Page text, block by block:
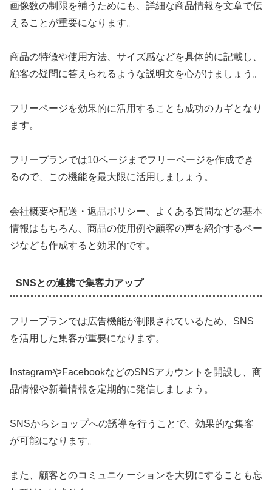
画像数の制限を補うためにも、詳細な商品情報を文章で伝
えることが重要になります。
商品の特徴や使用方法、サイズ感などを具体的に記載し、
顧客の疑問に答えられるような説明文を心がけましょう。
フリーページを効果的に活用することも成功のカギとなり
ます。
フリープランでは10ページまでフリーページを作成でき
るので、この機能を最大限に活用しましょう。
会社概要や配送・返品ポリシー、よくある質問などの基本
情報はもちろん、商品の使用例や顧客の声を紹介するペー
ジなども作成すると効果的です。
SNSとの連携で集客力アップ
フリープランでは広告機能が制限されているため、SNS
を活用した集客が重要になります。
InstagramやFacebookなどのSNSアカウントを開設し、商
品情報や新着情報を定期的に発信しましょう。
SNSからショップへの誘導を行うことで、効果的な集客
が可能になります。
また、顧客とのコミュニケーションを大切にすることも忘